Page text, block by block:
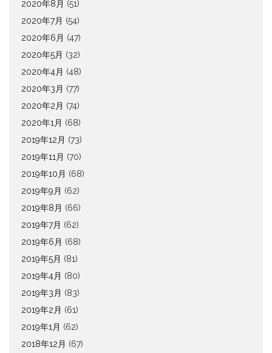
2020年8月 (51)
2020年7月 (54)
2020年6月 (47)
2020年5月 (32)
2020年4月 (48)
2020年3月 (77)
2020年2月 (74)
2020年1月 (68)
2019年12月 (73)
2019年11月 (70)
2019年10月 (68)
2019年9月 (62)
2019年8月 (66)
2019年7月 (62)
2019年6月 (68)
2019年5月 (81)
2019年4月 (80)
2019年3月 (83)
2019年2月 (61)
2019年1月 (62)
2018年12月 (67)